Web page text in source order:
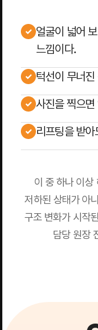
얼굴이 넓어
느낌이다.
턱선이 무너
사진을 찍으
리프팅을 받
이 중 하나 이상
저하된 상태가 아
구조 변화가 시작
담당 원장